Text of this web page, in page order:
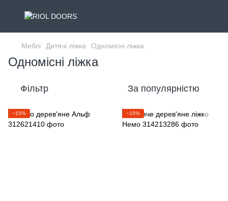
Меблі Дитячі ліжка Одномісні ліжка
Одномісні ліжка
Фільтр За популярністю
−15% −15%